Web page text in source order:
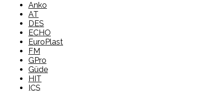
Anko
AT
DES
ECHO
EuroPlast
FM
GPro
Güde
HIT
ICS